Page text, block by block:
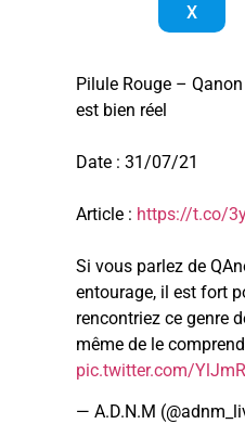
X
Pilule Rouge –
est bien réel
Date : 31/07/21
Article : https://t.co/
Si vous parlez de
entourage, il est fort
rencontriez ce genre
même de le
pic.twitter.com/
— A.D.N.M